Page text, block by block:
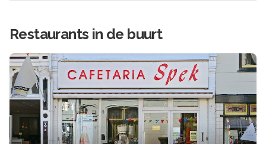
Restaurants in de buurt